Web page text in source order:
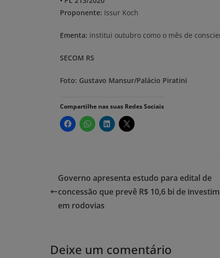
Proponente: Issur Koch
Ementa: institui outubro como o mês de
SECOM RS
Foto: Gustavo Mansur/Palácio Piratini
Compartilhe nas suas Redes Sociais
Governo apresenta estudo para edital de
concessão que prevê R$ 10,6 bi de
em rodovias
Deixe um comentário